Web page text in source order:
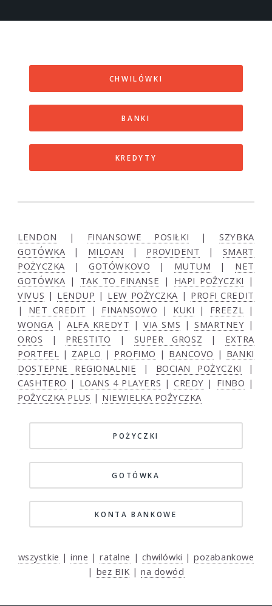
CHWILÓWKI
BANKI
KREDYTY
LENDON | FINANSOWE POSIŁKI |SZYBKA
GOTÓWKA | MILOAN | PROVIDENT | SMART
POŻYCZKA |GOTÓWKOVO | MUTUM | NET
GOTÓWKA | TAK TO FINANSE | HAPI POŻYCZKI |
VIVUS | LENDUP | LEW POŻYCZKA | PROFI CREDIT
| NET CREDIT | FINANSOWO | KUKI | FREEZL
|
WONGA | ALFA KREDYT |VIA SMS |SMARTNEY |
OROS | PRESTITO | SUPER GROSZ | EXTRA
PORTFEL
| ZAPLO | PROFIMO | BANCOVO | BANKI
DOSTEPNE REGIONALNIE | BOCIAN POŻYCZKI |
CASHTERO | LOANS 4 PLAYERS |CREDY | FINBO |
POŻYCZKA PLUS | NIEWIELKA POŻYCZKA
POŻYCZKI
GOTÓWKA
KONTA BANKOWE
wszystkie |inne |ratalne | chwilówki |pozabankowe
| bez BIK |na dowód